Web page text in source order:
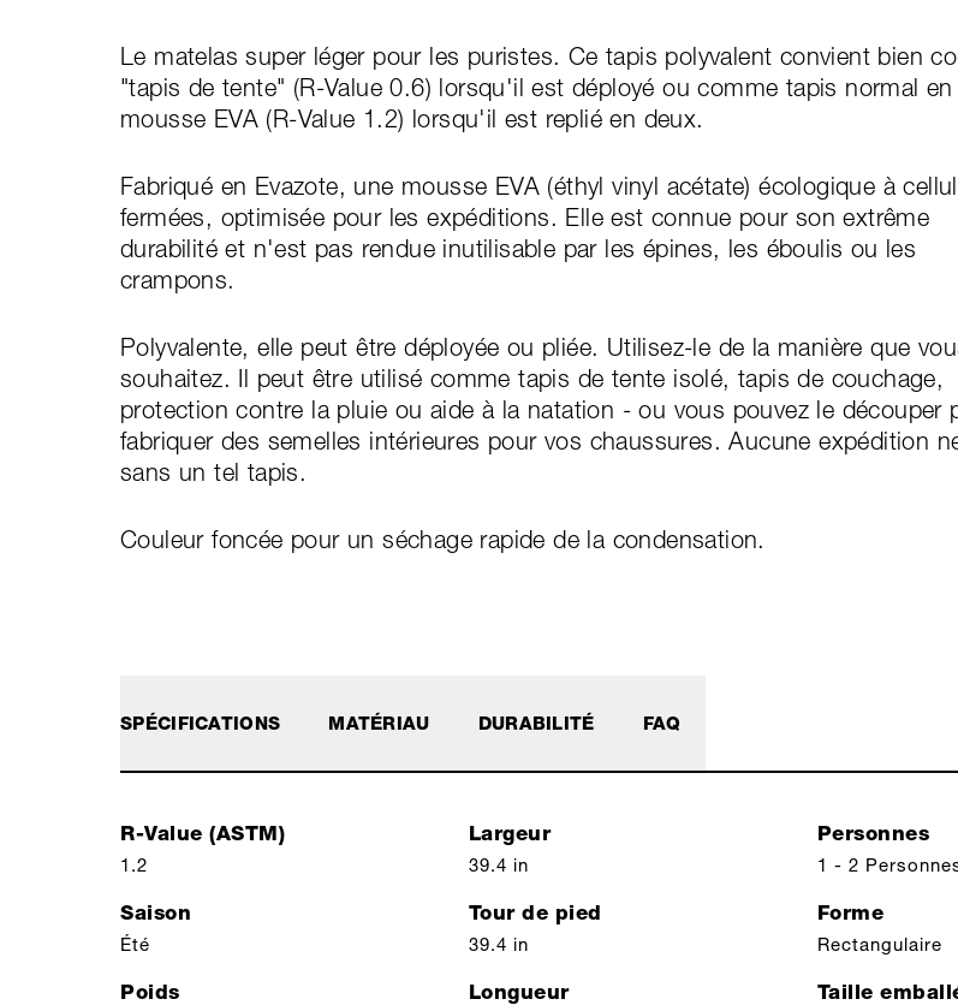
Le matelas super léger pour les puristes. Ce tapis polyvalent convient bien
"tapis de tente" (R-Value 0.6) lorsqu'il est déployé ou comme tapis normal en
mousse EVA (R-Value 1.2) lorsqu'il est replié en deux.
Fabriqué en Evazote, une mousse EVA (éthyl vinyl acétate) écologique à
fermées, optimisée pour les expéditions. Elle est connue pour son extrême
durabilité et n'est pas rendue inutilisable par les épines, les éboulis ou les
crampons.
Polyvalente, elle peut être déployée ou pliée. Utilisez-le de la manière que
souhaitez. Il peut être utilisé comme tapis de tente isolé, tapis de couchage,
protection contre la pluie ou aide à la natation - ou vous pouvez le découper
fabriquer des semelles intérieures pour vos chaussures. Aucune expédition
sans un tel tapis.
Couleur foncée pour un séchage rapide de la condensation.
SPÉCIFICATIONS
R-Value (ASTM)
1.2
Saison
Été
Poids
Largeur
39.4 in
Tour de pied
39.4 in
Longueur
Personnes
1 - 2
Forme
Rectangulaire
Taille
MATÉRIAU DURABILITÉ FAQ